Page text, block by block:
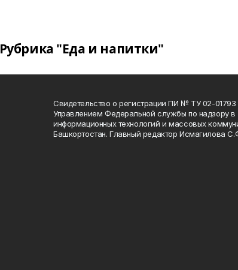
Рубрика "Еда и напитки"
Свидетельство о регистрации ПИ № ТУ 02-01793
Управлением Федеральной службы по надзору в
информационных технологий и массовых
Башкортостан. Главный редактор Исмагилова